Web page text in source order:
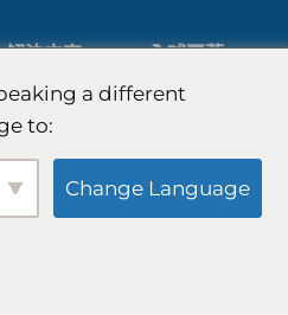
解決方案 全球覆蓋
a different
to:
Change Language